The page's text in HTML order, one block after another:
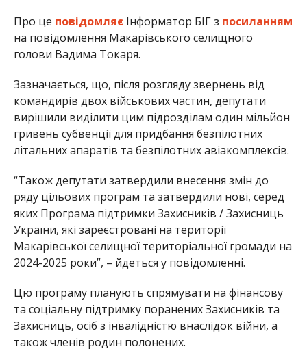
Про це повідомляє Інформатор БІГ з посиланням
на повідомлення Макарівського селищного
голови Вадима Токаря.
Зазначається, що, після розгляду звернень від
командирів двох військових частин, депутати
вирішили виділити цим підрозділам один мільйон
гривень субвенції для придбання безпілотних
літальних апаратів та безпілотних авіакомплексів.
“Також депутати затвердили внесення змін до
ряду цільових програм та затвердили нові, серед
яких Програма підтримки Захисників / Захисниць
України, які зареєстровані на території
Макарівської селищної територіальної громади на
2024-2025 роки”, – йдеться у повідомленні.
Цю програму планують спрямувати на фінансову
та соціальну підтримку поранених Захисників та
Захисниць, осіб з інвалідністю внаслідок війни, а
також членів родин полонених.